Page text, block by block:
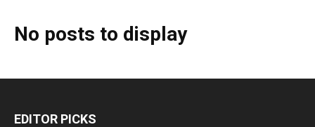
No posts to display
EDITOR PICKS